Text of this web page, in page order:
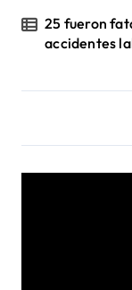
25 fueron
accidentes